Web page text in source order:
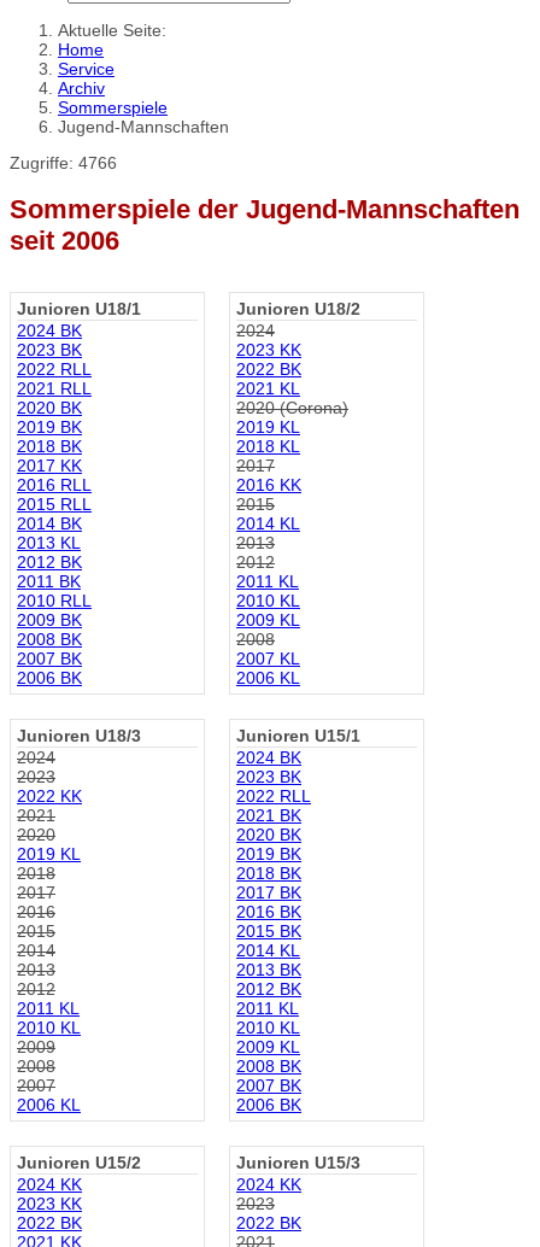
Aktuelle Seite:
Home
Service
Archiv
Sommerspiele
Jugend-Mannschaften
Zugriffe: 4766
Sommerspiele der Jugend-Mannschaften
seit 2006
Junioren U18/1
2024 BK
2023 BK
2022 RLL
2021 RLL
2020 BK
2019 BK
2018 BK
2017 KK
2016 RLL
2015 RLL
2014 BK
2013 KL
2012 BK
2011 BK
2010 RLL
2009 BK
2008 BK
2007 BK
2006 BK
Junioren U18/2
2024
2023 KK
2022 BK
2021 KL
2020 (Corona)
2019 KL
2018 KL
2017
2016 KK
2015
2014 KL
2013
2012
2011 KL
2010 KL
2009 KL
2008
2007 KL
2006 KL
Junioren U18/3
2024
2023
2022 KK
2021
2020
2019 KL
2018
2017
2016
2015
2014
2013
2012
2011 KL
2010 KL
2009
2008
2007
2006 KL
Junioren U15/1
2024 BK
2023 BK
2022 RLL
2021 BK
2020 BK
2019 BK
2018 BK
2017 BK
2016 BK
2015 BK
2014 KL
2013 BK
2012 BK
2011 KL
2010 KL
2009 KL
2008 BK
2007 BK
2006 BK
Junioren U15/2
2024 KK
2023 KK
2022 BK
2021 KK
Junioren U15/3
2024 KK
2023
2022 BK
2021